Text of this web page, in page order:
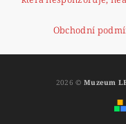
Obchodní
2026 © Muzeum